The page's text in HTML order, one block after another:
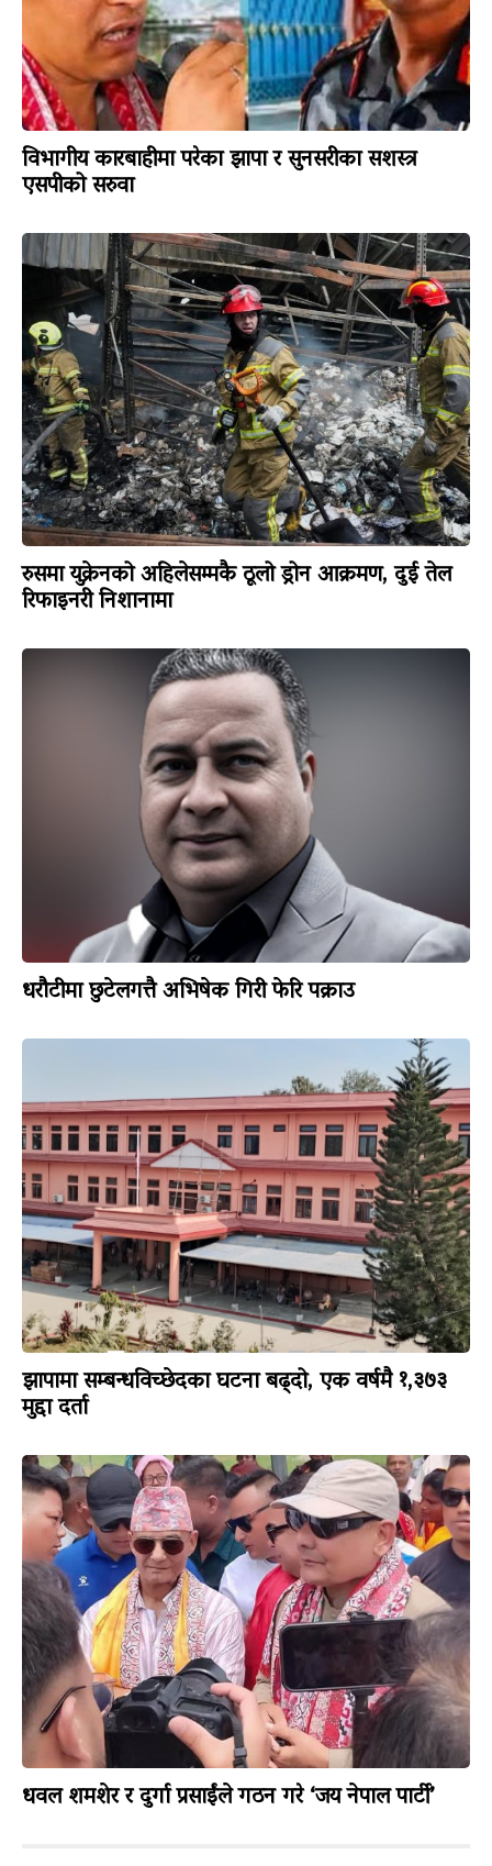
विभागीय कारबाहीमा परेका झापा र सुनसरीका सशस्त्र
एसपीको सरुवा
रुसमा युक्रेनको अहिलेसम्मकै ठूलो ड्रोन आक्रमण, दुई तेल
रिफाइनरी निशानामा
धरौटीमा छुटेलगत्तै अभिषेक गिरी फेरि पक्राउ
झापामा सम्बन्धविच्छेदका घटना बढ्दो, एक वर्षमै १,३७३
मुद्दा दर्ता
धवल शमशेर र दुर्गा प्रसाईंले गठन गरे ‘जय नेपाल पार्टी’